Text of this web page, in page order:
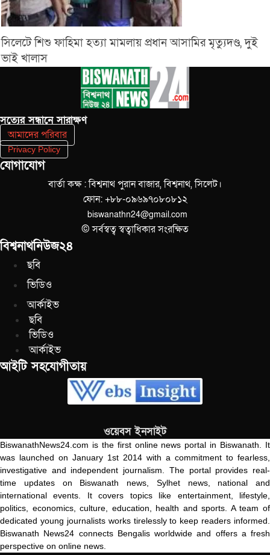
সিলেটে শিশু ফাহিমা হত্যা মামলায় প্রধান আসামির মৃত্যুদণ্ড, দুই
ভাই খালাস
সত‌্যের সন্ধানে সারাক্ষণ
আমাদের পরিবার
Privacy Policy
যোগাযোগ
বার্তা কক্ষ : বিশ্বনাথ পুরান বাজার, বিশ্বনাথ, সিলেট।
ফোন: +৮৮-০৯৬৯৭০৮০৮১২
biswanathn24@gmail.com
© সর্বস্বত্ব স্বত্বাধিকার সংরক্ষিত
বিশ্বনাথনিউজ২৪
ছবি
ভিডিও
আর্কাইভ
ছবি
ভিডিও
আর্কাইভ
আইটি সহযোগীতায়
ওয়েবস ইনসাইট
BiswanathNews24.com is the first online news portal in Biswanath. It
was launched on January 1st 2014 with a commitment to fearless,
investigative and independent journalism. The portal provides real-
time updates on Biswanath news, Sylhet news, national and
international events. It covers topics like entertainment, lifestyle,
politics, economics, culture, education, health and sports. A team of
dedicated young journalists works tirelessly to keep readers informed.
Biswanath News24 connects Bengalis worldwide and offers a fresh
perspective on online news.